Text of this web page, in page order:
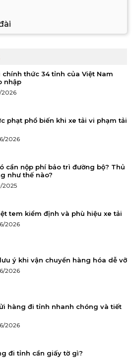
chính thức 34 tỉnh của Việt Nam
nhập
2026
phạt phổ biến khi xe tải vi phạm tải
2026
cần nộp phí bảo trì đường bộ? Thủ
như thế nào?
2025
tem kiểm định và phù hiệu xe tải
2026
ý khi vận chuyển hàng hóa dễ vỡ
2026
hàng đi tỉnh nhanh chóng và tiết
2026
đi tỉnh cần giấy tờ gì?